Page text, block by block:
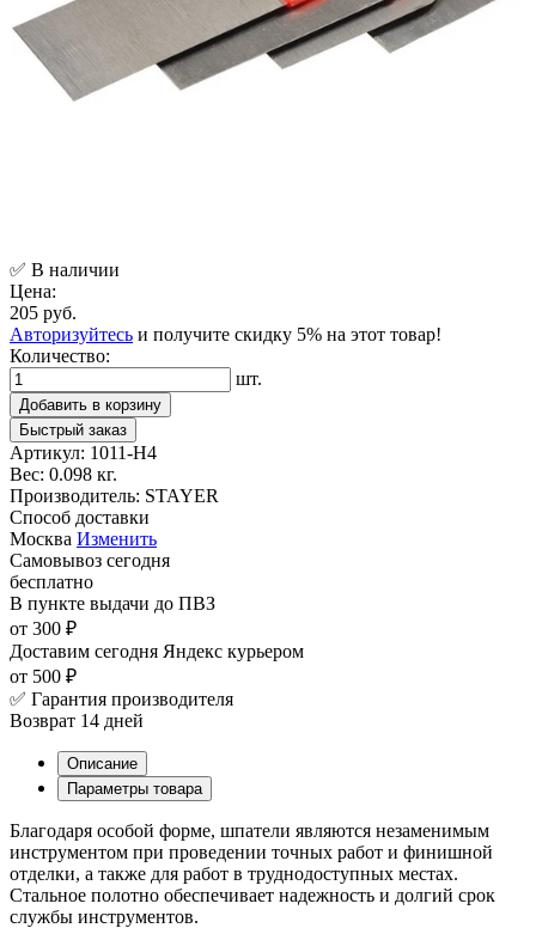
✅ В наличии
Цена:
205 руб.
Авторизуйтесь и получите скидку 5% на этот товар!
Количество:
шт.
Добавить в корзину
Быстрый заказ
Артикул: 1011-H4
Вес: 0.098 кг.
Производитель: STAYER
Способ доставки
Москва Изменить
Самовывоз сегодня
бесплатно
В пункте выдачи до ПВЗ
от 300 ₽
Доставим сегодня Яндекс курьером
от 500 ₽
✅ Гарантия производителя
Возврат 14 дней
Описание
Параметры товара
Благодаря особой форме, шпатели являются незаменимым
инструментом при проведении точных работ и финишной
отделки, а также для работ в труднодоступных местах.
Стальное полотно обеспечивает надежность и долгий срок
службы инструментов.